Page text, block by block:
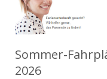
Sommer-
2026